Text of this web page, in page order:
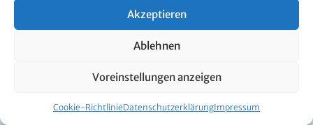
Akzeptieren
Ablehnen
Voreinstellungen anzeigen
Cookie-RichtlinieDatenschutzerklärungImpressum
Neben der ERSTEN INTERNET-ADRESSE im Mariazeller